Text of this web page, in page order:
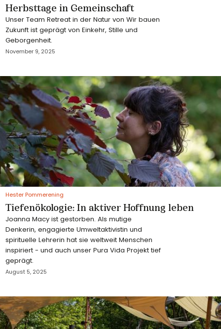
Herbsttage in Gemeinschaft
Unser Team Retreat in der Natur von Wir bauen
Zukunft ist geprägt von Einkehr, Stille und
Geborgenheit.
November 9, 2025
Hester Pommerening
Tiefenökologie: In aktiver Hoffnung leben
Joanna Macy ist gestorben. Als mutige
Denkerin, engagierte Umweltaktivistin und
spirituelle Lehrerin hat sie weltweit Menschen
inspiriert - und auch unser Pura Vida Projekt tief
geprägt.
August 5, 2025